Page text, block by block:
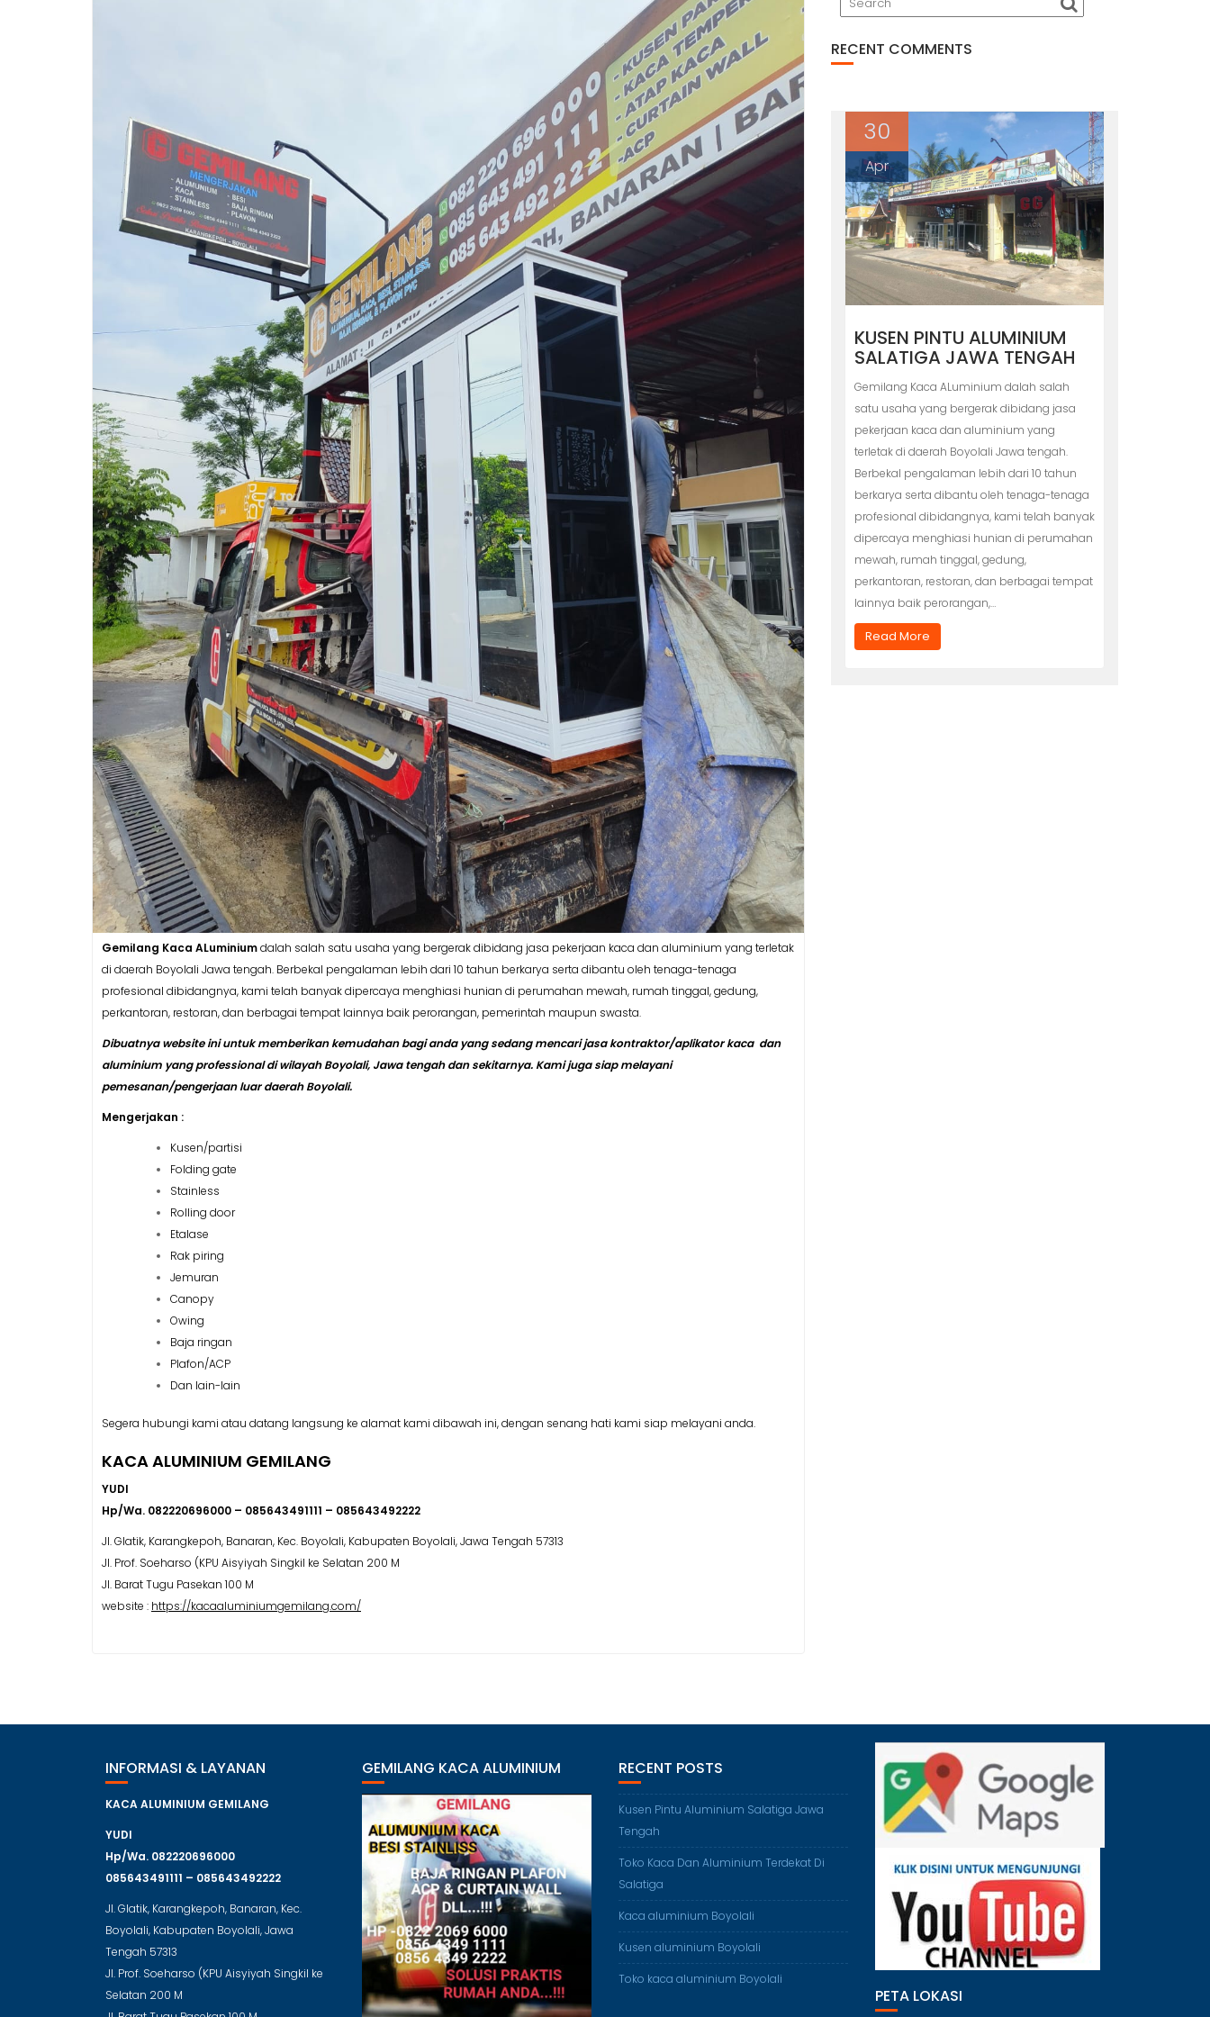
Gemilang Kaca ALuminiumdalah salah satu usaha yang bergerak dibidang jasa pekerjaan kaca dan aluminium yang terletak
di daerah Boyolali Jawa tengah. Berbekal pengalaman lebih dari 10 tahun berkarya serta dibantu oleh tenaga-tenaga
profesional dibidangnya, kami telah banyak dipercaya menghiasi hunian di perumahan mewah, rumah tinggal, gedung,
perkantoran, restoran, dan berbagai tempat lainnya baik perorangan, pemerintah maupun swasta.
Dibuatnya website ini untuk memberikan kemudahan bagi anda yang sedang mencari jasa kontraktor/aplikator kaca dan
aluminium yang professional di wilayah Boyolali, Jawa tengah dan sekitarnya. Kami juga siap melayani
pemesanan/pengerjaan luar daerah Boyolali.
Mengerjakan :
Kusen/partisi
Folding gate
Stainless
Rolling door
Etalase
Rak piring
Jemuran
Canopy
Owing
Baja ringan
Plafon/ACP
Dan lain-lain
Segera hubungi kami atau datang langsung ke alamat kami dibawah ini, dengan senang hati kami siap melayani anda.
KACA ALUMINIUM GEMILANG
YUDI
Hp/Wa. 082220696000 – 085643491111 – 085643492222
Jl. Glatik, Karangkepoh, Banaran, Kec. Boyolali, Kabupaten Boyolali, Jawa Tengah 57313
Jl. Prof. Soeharso (KPU Aisyiyah Singkil ke Selatan 200 M
Jl. Barat Tugu Pasekan 100 M
website : https://kacaaluminiumgemilang.com/
RECENT COMMENTS
30
Apr
KUSEN PINTU ALUMINIUM
SALATIGA JAWA TENGAH
Gemilang Kaca ALuminium dalah salah
satu usaha yang bergerak dibidang jasa
pekerjaan kaca dan aluminium yang
terletak di daerah Boyolali Jawa tengah.
Berbekal pengalaman lebih dari 10 tahun
berkarya serta dibantu oleh tenaga-tenaga
profesional dibidangnya, kami telah banyak
dipercaya menghiasi hunian di perumahan
mewah, rumah tinggal, gedung,
perkantoran, restoran, dan berbagai tempat
lainnya baik perorangan,…
Read More
INFORMASI & LAYANAN
KACA ALUMINIUM GEMILANG
YUDI
Hp/Wa. 082220696000
085643491111 – 085643492222
Jl. Glatik, Karangkepoh, Banaran, Kec.
Boyolali, Kabupaten Boyolali, Jawa
Tengah 57313
Jl. Prof. Soeharso (KPU Aisyiyah Singkil ke
Selatan 200 M
GEMILANG KACA ALUMINIUM RECENT POSTS
Kusen Pintu Aluminium Salatiga Jawa
Tengah
Toko Kaca Dan Aluminium Terdekat Di
Salatiga
Kaca aluminium Boyolali
Kusen aluminium Boyolali
Toko kaca aluminium Boyolali
PETA LOKASI